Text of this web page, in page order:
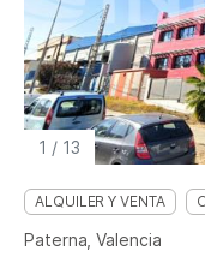
1 / 13
ALQUILER Y VENTA
Paterna, Valencia